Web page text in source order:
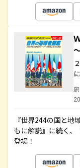
『世界244の国と
もに解説』に続く、
登場！